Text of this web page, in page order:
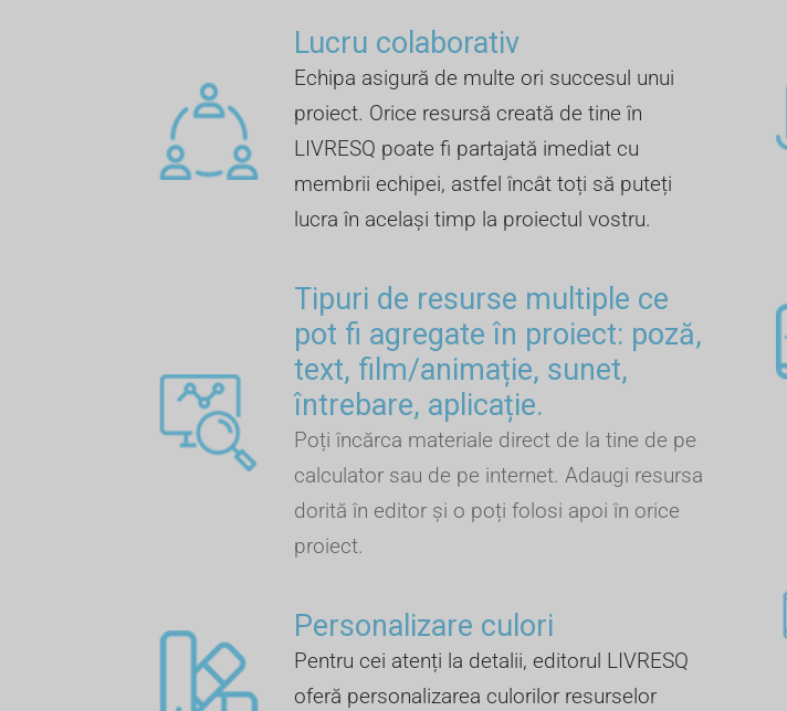
Lucru colaborativ
Echipa asigură de multe ori succesul unui
proiect. Orice resursă creată de tine în
LIVRESQ poate fi partajată imediat cu
membrii echipei, astfel încât toți să puteți
lucra în același timp la proiectul vostru.
Tipuri de resurse multiple ce
pot fi agregate în proiect: poză,
text, film/animație, sunet,
întrebare, aplicație.
Poți încărca materiale direct de la tine de pe
calculator sau de pe internet. Adaugi resursa
dorită în editor și o poți folosi apoi în orice
proiect.
Personalizare culori ​
Pentru cei atenți la detalii, editorul LIVRESQ
oferă personalizarea culorilor resurselor